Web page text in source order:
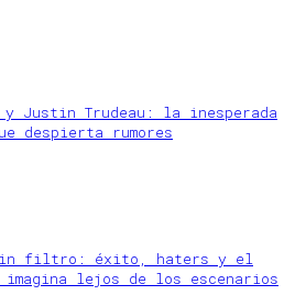
y Justin Trudeau: la inesperada
despierta rumores
filtro: éxito, haters y el
lejos de los escenarios